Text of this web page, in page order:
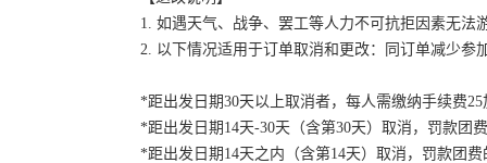
1. 如遇天气、战争、罢工等人力不可抗拒因素无
2. 以下情况适用于订单取消和更改：同订单减少
*距出发日期30天以上取消者，每人需缴纳手续费
*距出发日期14天-30天（含第30天）取消，罚款团
*距出发日期14天之内（含第14天）取消，罚款团费